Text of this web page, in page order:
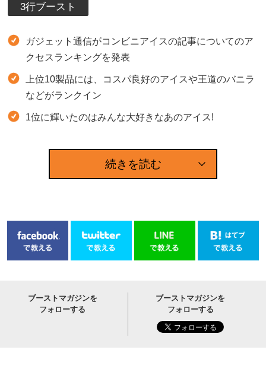
3行ブースト
ガジェット通信がコンビニアイスの記事についてのア
クセスランキングを発表
上位10製品には、コスパ良好のアイスや王道のバニラ
などがランクイン
1位に輝いたのはみんな大好きなあのアイス!
続きを読む
ブーストマガジンを
フォローする
ブーストマガジンを
フォローする